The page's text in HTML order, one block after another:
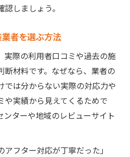
しましょう。
者を選ぶ方法
実際の利用者口コミや過去の施
断材料です。なぜなら、業者の
では分からない実際の対応力や
や実績から見えてくるためで
ンターや地域のレビューサイト
フター対応が丁寧だった」